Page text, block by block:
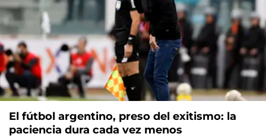
El fútbol argentino, preso del exitismo: la
paciencia dura cada vez menos